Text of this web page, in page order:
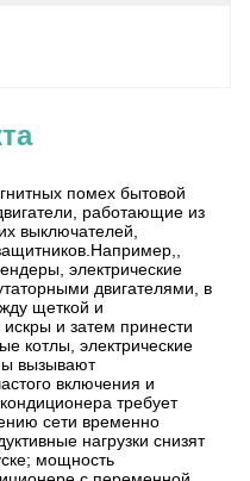
помех бытовой
работающие из
выключателей,
электрические
двигателями, в
щеткой и
и затем принести
котлы, электрические
вызывают
включения и
требует
сети временно
нагрузки снизят
мощность